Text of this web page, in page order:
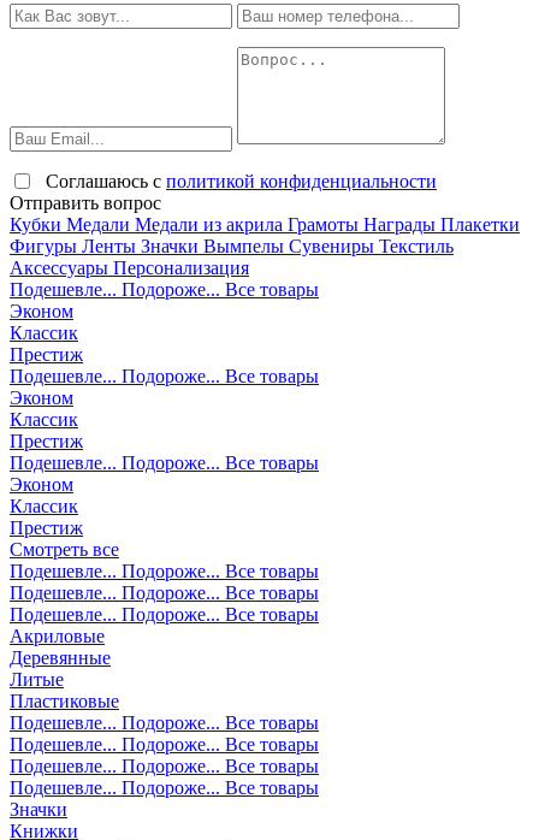
Соглашаюсь с политикой конфиденциальности
Отправить вопрос
Кубки Медали Медали из акрила Грамоты Награды Плакетки
Фигуры Ленты Значки Вымпелы Сувениры Текстиль
Аксессуары Персонализация
Подешевле... Подороже... Все товары
Эконом
Классик
Престиж
Подешевле... Подороже... Все товары
Эконом
Классик
Престиж
Подешевле... Подороже... Все товары
Эконом
Классик
Престиж
Смотреть все
Подешевле... Подороже... Все товары
Подешевле... Подороже... Все товары
Подешевле... Подороже... Все товары
Акриловые
Деревянные
Литые
Пластиковые
Подешевле... Подороже... Все товары
Подешевле... Подороже... Все товары
Подешевле... Подороже... Все товары
Подешевле... Подороже... Все товары
Значки
Книжки